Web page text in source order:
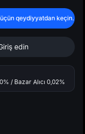
qeydiyyatdan keçin.
edin
0% / Bazar Alıcı 0,02%